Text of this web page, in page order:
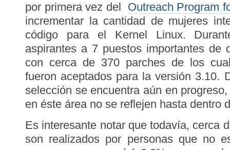
por primera vez del Outreach Program
incrementar la cantidad de mujeres
código para el Kernel Linux.
aspirantes a 7 puestos importantes de
con cerca de 370 parches de los
fueron aceptados para la versión 3.10.
selección se encuentra aún en
en éste área no se reflejen hasta dentro
Es interesante notar que todavía, cerca
son realizados por personas que no